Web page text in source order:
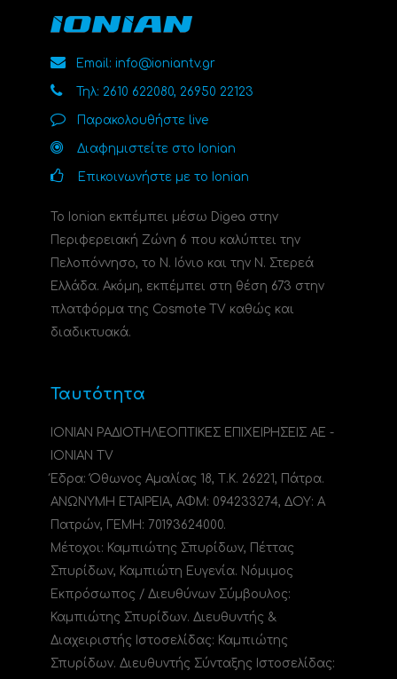
Email: info@ioniantv.gr
Τηλ: 2610 622080, 26950 22123
Παρακολουθήστε live
Διαφημιστείτε στο Ionian
Επικοινωνήστε με το Ionian
Το Ionian εκπέμπει μέσω Digea στην
Περιφερειακή Ζώνη 6 που καλύπτει την
Πελοπόννησο, το N. Ιόνιο και την Ν. Στερεά
Ελλάδα. Ακόμη, εκπέμπει στη θέση 673 στην
πλατφόρμα της Cosmote TV καθώς και
διαδικτυακά.
Ταυτότητα
ΙΟΝΙΑΝ ΡΑΔΙΟΤΗΛΕΟΠΤΙΚΕΣ ΕΠΙΧΕΙΡΗΣΕΙΣ ΑΕ -
IONIAN TV
Έδρα: Όθωνος Αμαλίας 18, Τ.Κ. 26221, Πάτρα.
ΑΝΩΝΥΜΗ ΕΤΑΙΡΕΙΑ, ΑΦΜ: 094233274, ΔΟΥ: A
Πατρών, ΓΕΜΗ: 70193624000.
Μέτοχοι: Καμπιώτης Σπυρίδων, Πέττας
Σπυρίδων, Καμπιώτη Ευγενία. Νόμιμος
Εκπρόσωπος / Διευθύνων Σύμβουλος:
Καμπιώτης Σπυρίδων. Διευθυντής &
Διαχειριστής Ιστοσελίδας: Καμπιώτης
Σπυρίδων. Διευθυντής Σύνταξης Ιστοσελίδας: